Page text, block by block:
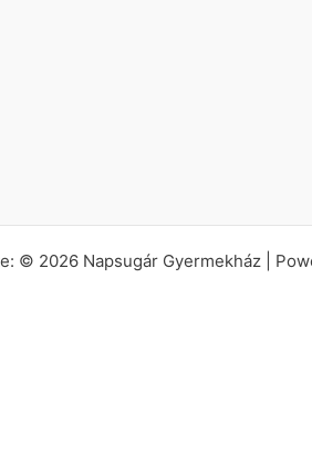
© 2026 Napsugár Gyermekház |